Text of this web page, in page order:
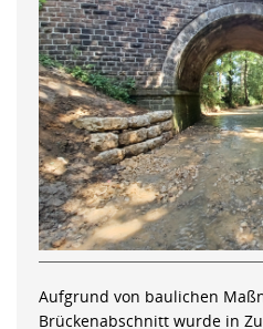
Aufgrund von baulichen
Brückenabschnitt wurde in